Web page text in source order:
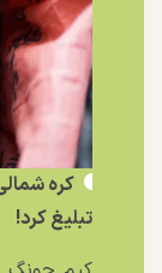
کره
تبلیغ کرد!